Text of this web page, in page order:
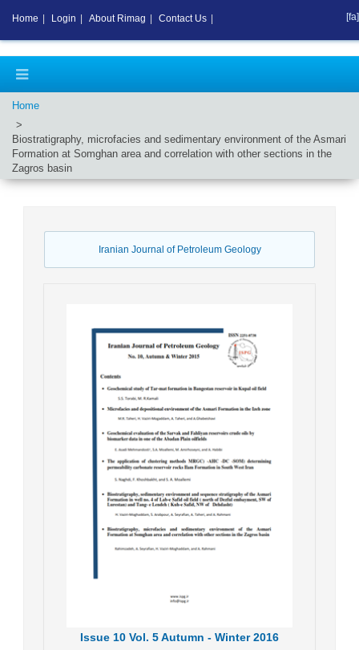
Home
Biostratigraphy, microfacies and sedimentary environment of the Asmari
Formation at Somghan area and correlation with other sections in the
Zagros basin
Iranian Journal of Petroleum Geology
Issue 10 Vol. 5Autumn - Winter 2016
Home Login About Rimag Contact Us [fa]